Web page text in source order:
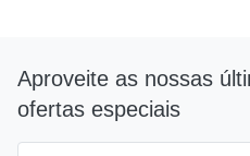
Aproveite as nossas
ofertas especiais